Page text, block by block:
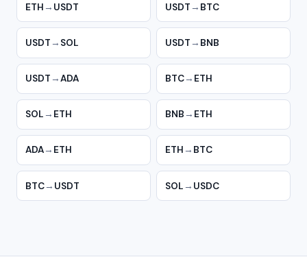
ETH → USDT USDT → BTC
USDT → SOL USDT → BNB
USDT →ADA BTC→ ETH
SOL → ETH BNB → ETH
ADA→ ETH ETH → BTC
BTC→ USDT SOL → USDC